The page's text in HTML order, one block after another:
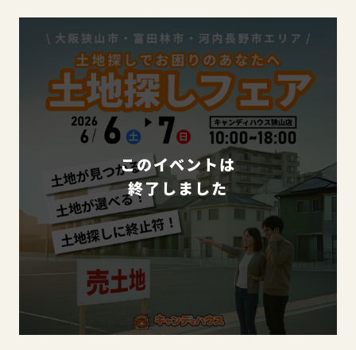
このイベントは
終了しました